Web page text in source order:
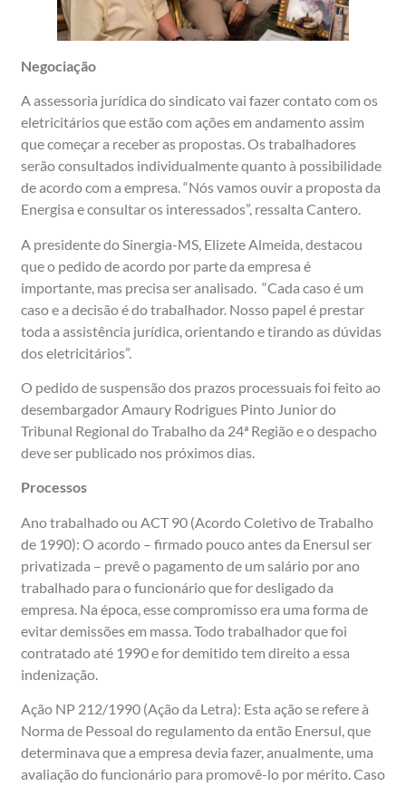
Negociação
A assessoria jurídica do sindicato vai fazer contato com os
eletricitários que estão com ações em andamento assim
que começar a receber as propostas. Os trabalhadores
serão consultados individualmente quanto à possibilidade
de acordo com a empresa. “Nós vamos ouvir a proposta da
Energisa e consultar os interessados”, ressalta Cantero.
A presidente do Sinergia-MS, Elizete Almeida, destacou
que o pedido de acordo por parte da empresa é
importante, mas precisa ser analisado. “Cada caso é um
caso e a decisão é do trabalhador. Nosso papel é prestar
toda a assistência jurídica, orientando e tirando as dúvidas
dos eletricitários”.
O pedido de suspensão dos prazos processuais foi feito ao
desembargador Amaury Rodrigues Pinto Junior do
Tribunal Regional do Trabalho da 24ª Região e o despacho
deve ser publicado nos próximos dias.
Processos
Ano trabalhado ou ACT 90 (Acordo Coletivo de Trabalho
de 1990): O acordo – firmado pouco antes da Enersul ser
privatizada – prevê o pagamento de um salário por ano
trabalhado para o funcionário que for desligado da
empresa. Na época, esse compromisso era uma forma de
evitar demissões em massa. Todo trabalhador que foi
contratado até 1990 e for demitido tem direito a essa
indenização.
Ação NP 212/1990 (Ação da Letra): Esta ação se refere à
Norma de Pessoal do regulamento da então Enersul, que
determinava que a empresa devia fazer, anualmente, uma
avaliação do funcionário para promovê-lo por mérito. Caso